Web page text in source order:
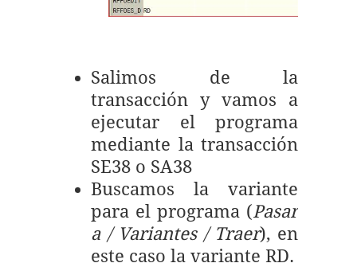
Salimos de la
transacción y vamos a
ejecutar el programa
mediante la transacción
SE38 o SA38
Buscamos la variante
para el programa (Pasar
a / Variantes / Traer), en
este caso la variante RD.